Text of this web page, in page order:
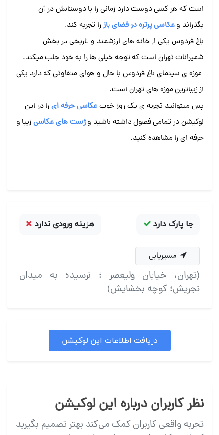
است که هر کسی دوست دارد زمانی را با دوستانش در آن
بگذراند و عکاسی پرتره در فضای بازرا تجربه کند.
باغ فردوس یکی از خانه های ارزشمند و تاریخی در بخش
شمیرانات تهران است که توجه خیلی ها را به خود جلب میکند.
موزه ی سینمای باغ فردوس با حال و هوای متفاوتی که دارد یکی
از زیباترین موزه های تهران است.
پس میتوانید تجربه ی یک روز خوبعکاسی حرفه ایرا در این
لوکیشن در تمامی فصول داشته باشید وژست های عکاسیزیبا و
حرفه ای را مشاهده کنید.
جا پارک دارد هزینه ورودی ندارد
مسیریابی
(تهران، خیابان ولیعصر ؛ نرسیده به میدان
تجریش؛ کوچه بخشایش)
دریافت اطلاعات این لوکیشن
نظر کاربران درباره این لوکیشن
تجربه واقعی کاربران کمک می‌کند بهتر تصمیم بگیرید